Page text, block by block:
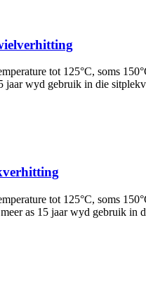
tot 125°C, soms
wyd gebruik in die
tot 125°C, soms
as 15 jaar wyd gebruik